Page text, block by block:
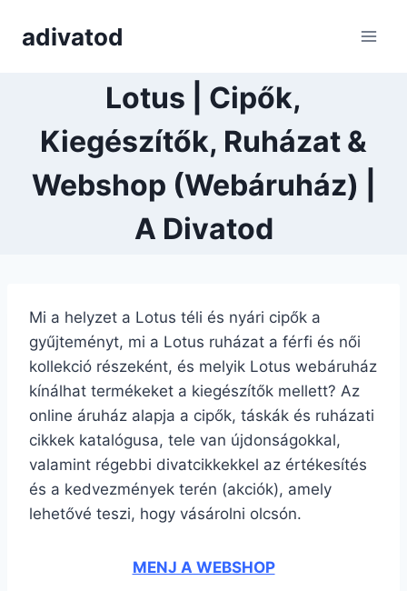
adivatod
Lotus | Cipők,
Kiegészítők, Ruházat &
Webshop (Webáruház) |
A Divatod
Mi a helyzet a Lotus téli és nyári cipők a
gyűjteményt, mi a Lotus ruházat a férfi és női
kollekció részeként, és melyik Lotus webáruház
kínálhat termékeket a kiegészítők mellett? Az
online áruház alapja a cipők, táskák és ruházati
cikkek katalógusa, tele van újdonságokkal,
valamint régebbi divatcikkekkel az értékesítés
és a kedvezmények terén (akciók), amely
lehetővé teszi, hogy vásárolni olcsón.
MENJ A WEBSHOP